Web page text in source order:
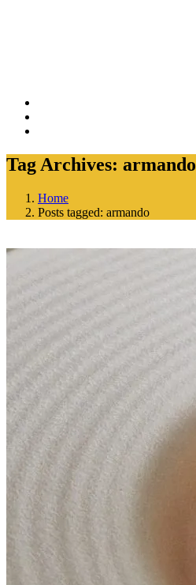
Tag Archives: armando
Home
Posts tagged: armando